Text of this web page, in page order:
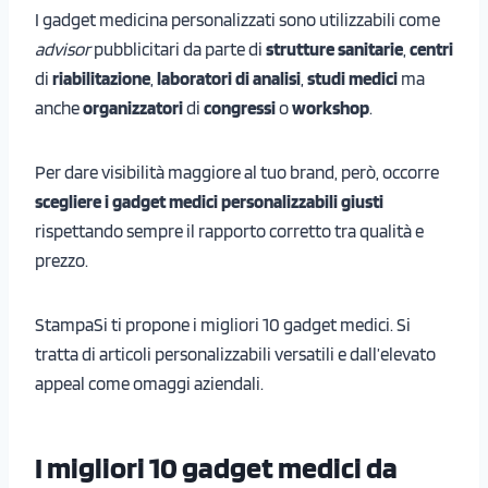
I gadget medicina personalizzati sono utilizzabili come
advisorpubblicitari da parte di strutture sanitarie centri
di riabilitazione laboratori di analisi studi medici ma
ancheorganizzatoridi congressioworkshop.
Per dare visibilità maggiore al tuo brand, però, occorre
scegliere i gadget medici personalizzabili giusti
rispettando sempre il rapporto corretto tra qualità e
prezzo.
StampaSi ti propone i migliori 10 gadget medici. Si
tratta di articoli personalizzabili versatili e dall’elevato
appeal come omaggi aziendali.
I migliori 10 gadget medici da